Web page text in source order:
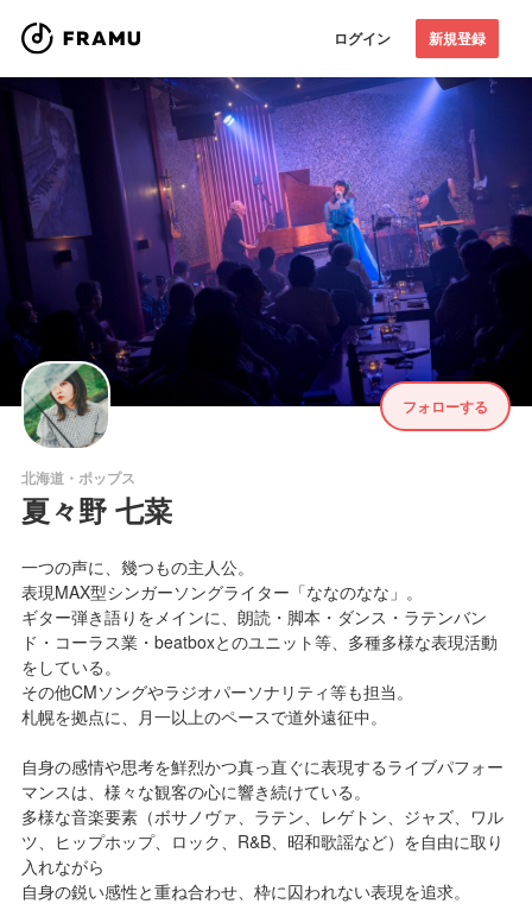
ログイン 新規登録
フォローする
北海道・ポップス
夏々野 七菜
一つの声に、幾つもの主人公。
表現MAX型シンガーソングライター「ななのなな」。
ギター弾き語りをメインに、朗読・脚本・ダンス・ラテンバン
ド・コーラス業・beatboxとのユニット等、多種多様な表現活動
をしている。
その他CMソングやラジオパーソナリティ等も担当。
札幌を拠点に、月一以上のペースで道外遠征中。
自身の感情や思考を鮮烈かつ真っ直ぐに表現するライブパフォー
マンスは、様々な観客の心に響き続けている。
多様な音楽要素（ボサノヴァ、ラテン、レゲトン、ジャズ、ワル
ツ、ヒップホップ、ロック、R&B、昭和歌謡など）を自由に取り
入れながら
自身の鋭い感性と重ね合わせ、枠に囚われない表現を追求。